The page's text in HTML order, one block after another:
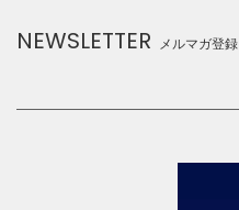
NEWSLETTER メルマガ登録